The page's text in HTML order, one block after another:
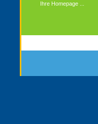
Ihre Homepage ...